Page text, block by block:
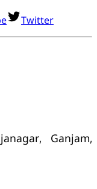
Twitter
Ganjam,